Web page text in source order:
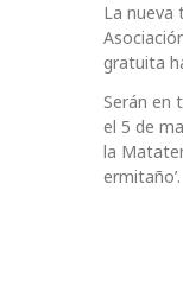
La nueva
gratuita
Serán en
el 5 de
la
ermitaño’.